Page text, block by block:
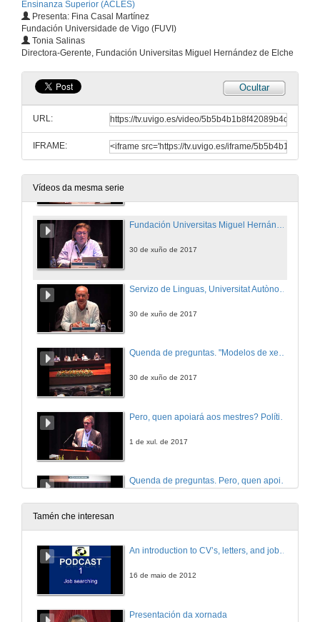
Ensinanza Superior (ACLES)
Presenta: Fina Casal Martínez
Fundación Universidade de Vigo (FUVI)
Tonia Salinas
Directora-Gerente, Fundación Universitas Miguel Hernández de Elche
Ocultar
URL:
IFRAME:
Vídeos da mesma serie
30 de xuño de 2017
Instituto de Idiomas. Universidad de Sevilla
30 de xuño de 2017
Servicio de Lenguas, Universitat d’Alacant
Fundación Universitas Miguel Hernández de Elche
30 de xuño de 2017
30 de xuño de 2017
Quenda de preguntas. "Modelos de xestión dos Centros de Linguas no Ensino Superior"
30 de xuño de 2017
1 de xul. de 2017
Quenda de preguntas. Pero, quen apoiará aos mestres? Política, principios e prácticas para o apoio no ensino en inglés (EMI) nunha universidade internacional: a experiencia de Groninga
1 de xul. de 2017
Tamén che interesan
An introduction to CV’s, letters, and job searching
16 de maio de 2012
Presentación da xornada